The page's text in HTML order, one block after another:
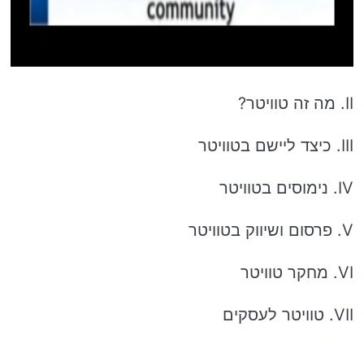
II. מה זה טוויטר?
III. כיצד ליישם בטוויטר
IV. נימוסים בטוויטר
V. פרסום ושיווק בטוויטר
VI. מחקר טוויטר
VII. טוויטר לעסקים